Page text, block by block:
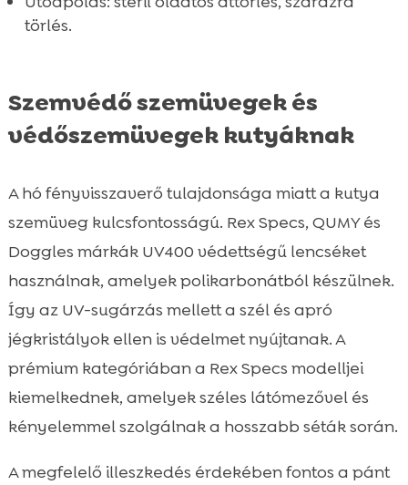
törlés.
Szemvédő szemüvegek és
védőszemüvegek kutyáknak
A hó fényvisszaverő tulajdonsága miatt a kutya
szemüveg kulcsfontosságú. Rex Specs, QUMY és
Doggles márkák UV400 védettségű lencséket
használnak, amelyek polikarbonátból készülnek.
Így az UV-sugárzás mellett a szél és apró
jégkristályok ellen is védelmet nyújtanak. A
prémium kategóriában a Rex Specs modelljei
kiemelkednek, amelyek széles látómezővel és
kényelemmel szolgálnak a hosszabb séták során.
A megfelelő illeszkedés érdekében fontos a pánt